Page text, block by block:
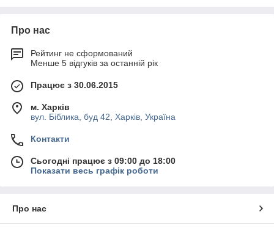
До їх функціональних переваг відносяться:
дезінфікуються.
Безпечні в експлуатації.
Зносостійкі, практичні.
Гігієнічні.
Міцні вироби з металевим каркасом суцільнозварний
полицями або без, спеціально призначені для обробки та
оброблення харчових продуктів. Вони бувають пристінними
громадському харчуванні, оскільки функціональні, зручні,
практичні, не бояться корозії.
Про нас
Рейтинг не сформований
Менше 5 відгуків за останній рік
Працює з 30.06.2015
м. Харків
вул. Біблика, буд 42, Харків, Україна
Контакти
Сьогодні працює з 09:00 до 18:00
Показати весь графік роботи
Про нас